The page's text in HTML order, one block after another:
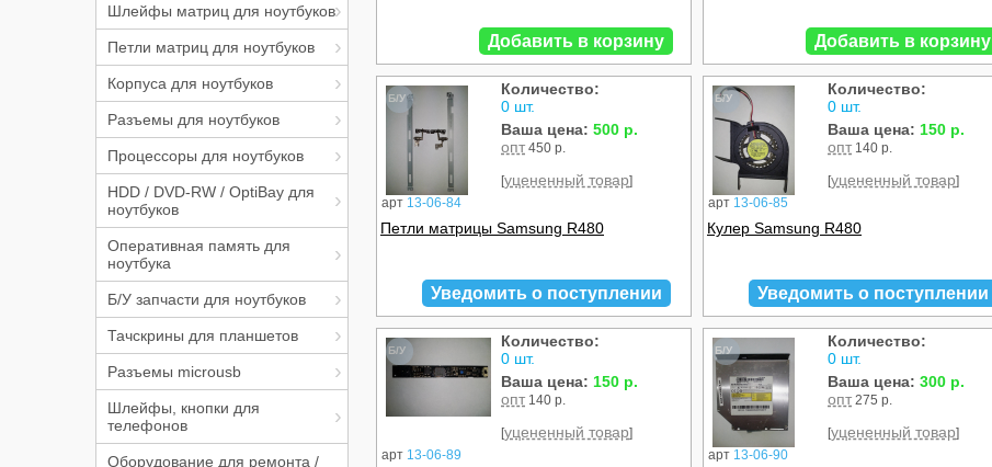
Шлейфы матриц для ноутбуков
Петли матриц для ноутбуков
Корпуса для ноутбуков
Разъемы для ноутбуков
Процессоры для ноутбуков
HDD / DVD-RW / OptiBay для
ноутбуков
Оперативная память для
ноутбука
Б/У запчасти для ноутбуков
Тачскрины для планшетов
Разъемы microusb
Шлейфы, кнопки для
телефонов
Оборудование для ремонта /
Добавить в корзину Добавить в корзину
Б/У
арт 13-06-84
Количество:
0 шт.
Ваша цена: 500 р.
опт 450 р.
[уцененный товар]
Петли матрицы Samsung R480
Уведомить о поступлении
Б/У
арт 13-06-85
Количество:
0 шт.
Ваша цена: 150 р.
опт 140 р.
[уцененный товар]
Кулер Samsung R480
Уведомить о поступлении
Б/У
арт 13-06-89
Количество:
0 шт.
Ваша цена: 150 р.
опт 140 р.
[уцененный товар]
Б/У
арт 13-06-90
Количество:
0 шт.
Ваша цена: 300 р.
опт 275 р.
[уцененный товар]